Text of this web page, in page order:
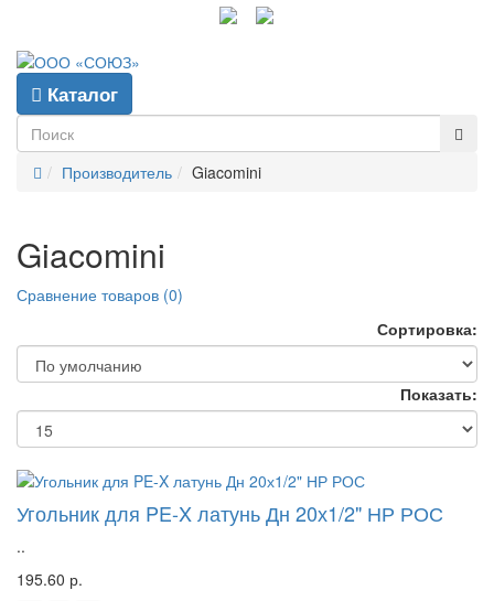
Каталог
Производитель Giacomini
Giacomini
Сравнение товаров (0)
Сортировка:
Показать:
Угольник для PE-X латунь Дн 20х1/2" НР РОС
..
195.60 р.